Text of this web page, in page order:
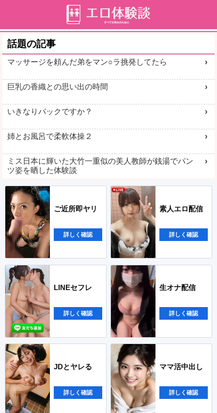
話題の記事
マッサージを頼んだ弟をマン○ラ挑発してたら
巨乳の香織との思い出の時間
いきなりバックですか？
姉とお風呂で柔軟体操２
ミス日本に輝いた大竹一重似の美人教師が銭湯でパン
ツ姿を晒した体験談
ご近所即ヤリ
詳しく確認
素人エロ配信
詳しく確認
LINEセフレ
詳しく確認
生オナ配信
詳しく確認
JDとヤレる
詳しく確認
ママ活中出し
詳しく確認